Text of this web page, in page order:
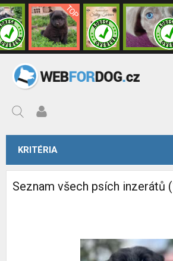
KRITÉRIA
Seznam všech psích inzerátů